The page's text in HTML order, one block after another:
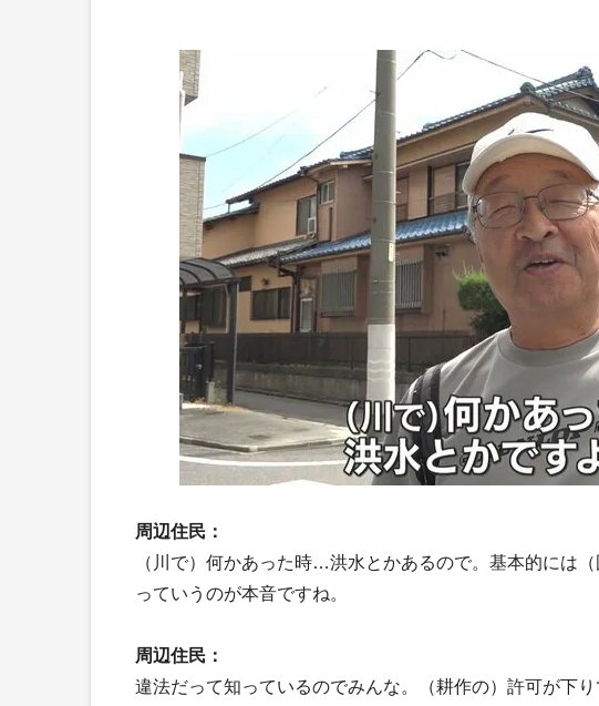
周辺住民：
（川で）何かあった時…洪水とかあるので。基本的には
っていうのが本音ですね。
周辺住民：
違法だって知っているのでみんな。（耕作の）許可が下